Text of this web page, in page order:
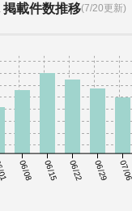
載件数推移(7/20更新)
06/08 06/15 06/22 06/29 07/06